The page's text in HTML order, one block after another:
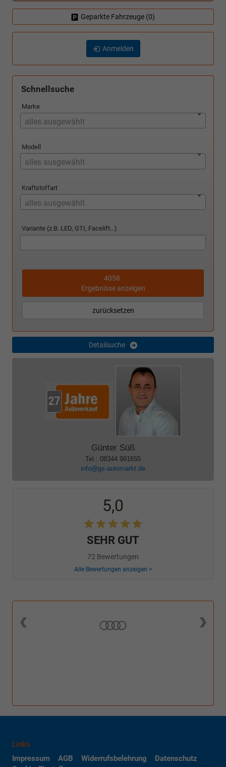
Geparkte Fahrzeuge (0)
Anmelden
Schnellsuche
Marke
alles ausgewählt
Modell
alles ausgewählt
Kraftstoffart
alles ausgewählt
Variante (z.B. LED, GTI, Facelift...)
4058
Ergebnisse anzeigen
zurücksetzen
Detailsuche
Günter Süß
Tel.: 08344 991655
info@gs-automarkt.de
5,0
SEHR GUT
72 Bewertungen
Alle Bewertungen anzeigen >
Links
Impressum
AGB Widerrufsbelehrung
Datenschutz